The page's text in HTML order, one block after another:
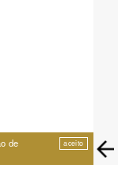
de
aceito